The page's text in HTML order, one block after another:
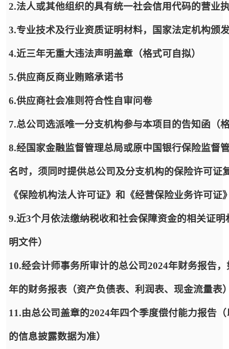
2.法人或其他组织的具有统一社会信用代码的营业
3.专业技术及行业资质证明材料，国家法定机构颁
4.近三年无重大违法声明盖章（格式可自拟）
5.供应商反商业贿赂承诺书
6.供应商社会准则符合性自审问卷
7.总公司选派唯一分支机构参与本项目的告知函（
8.经国家金融监督管理总局或原中国银行保险监督
名时，须同时提供总公司及分支机构的保险许可
《保险机构法人许可证》和《经营保险业务许可证
9.近3个月依法缴纳税收和社会保障资金的相关证
明文件）
10.经会计师事务所审计的总公司2024年财务报告
年的财务报表（资产负债表、利润表、现金流量表
11.由总公司盖章的2024年四个季度偿付能力报告
的信息披露数据为准）